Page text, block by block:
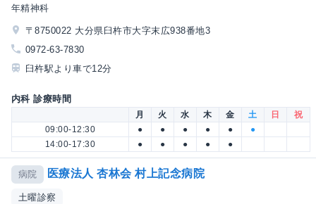
年精神科
〒8750022 大分県臼杵市大字末広938番地3
0972-63-7830
臼杵駅より車で12分
内科 診療時間
月 火 水 木 金 土 日
祝
09:00-12:30
● ● ● ● ●
●
14:00-17:30
● ● ● ● ●
病院 医療法人 杏林会 村上記念病院
土曜診察